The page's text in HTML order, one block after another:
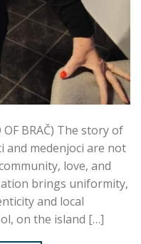
OF BRAČ) The story of
and medenjoci are not
love, and
brings uniformity,
and local
on the island […]